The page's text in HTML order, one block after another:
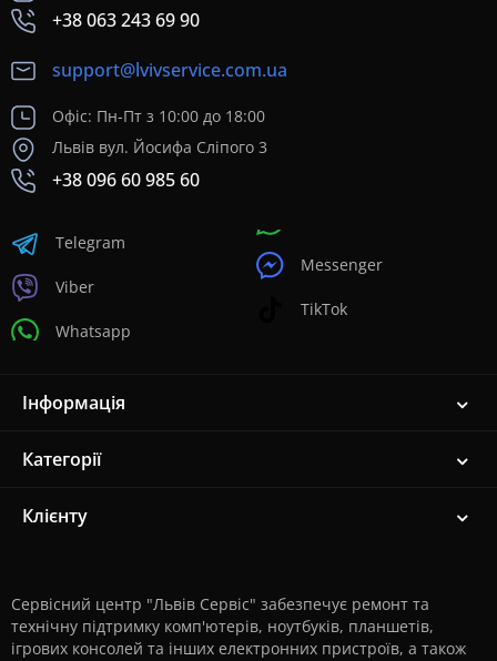
+38 063 243 69 90
support@lvivservice.com.ua
Офіс: Пн-Пт з 10:00 до 18:00
Львів вул. Йосифа Сліпого 3
+38 096 60 985 60
Telegram
Viber
Whatsapp
Messenger
TikTok
Інформація
Категорії
Клієнту
Сервісний центр "Львів Сервіс" забезпечує ремонт та
технічну підтримку комп'ютерів, ноутбуків, планшетів,
ігрових консолей та інших електронних пристроїв, а також